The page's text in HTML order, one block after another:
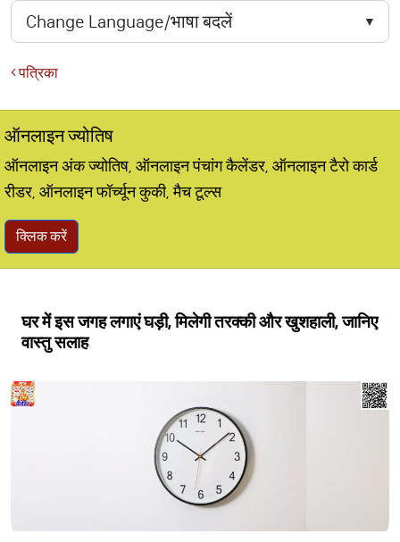
पत्रिका
ऑनलाइन ज्योतिष
ऑनलाइन अंक ज्योतिष, ऑनलाइन पंचांग कैलेंडर, ऑनलाइन टैरो कार्ड
रीडर, ऑनलाइन फॉर्च्यून कुकी, मैच टूल्स
क्लिक करें
घर में इस जगह लगाएं घड़ी, मिलेगी तरक्की और खुशहाली, जानिए
वास्तु सलाह